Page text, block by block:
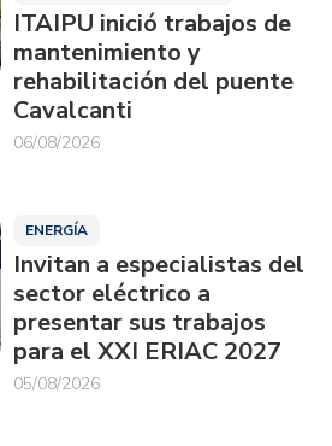
ITAIPU inició trabajos de
mantenimiento y
rehabilitación del puente
Cavalcanti
06/08/2026
ENERGÍA
Invitan a especialistas del
sector eléctrico a
presentar sus trabajos
para el XXI ERIAC 2027
05/08/2026